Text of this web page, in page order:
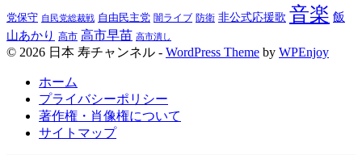
党保守 自民党総裁戦 自由民主党 闇ライブ 防衛 非公式応援歌 音楽 飯
山あかり 高市 高市早苗 高市潰し
© 2026 日本 寿チャンネル - WordPress Theme by WPEnjoy
ホーム
プライバシーポリシー
著作権・肖像権について
サイトマップ